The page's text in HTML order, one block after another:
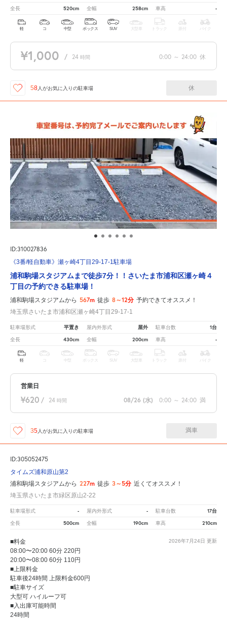
全長 520cm 全幅 258cm 車高 -
軽 コ 中型 ボックス SUV 大型車 トラック 原付 バイク
¥1,000 / 24 時間 0:00 ～ 24:00 休
58 人がお気に入りの駐車場 休
ID:310027836
《3番/軽自動車》瀬ヶ崎4丁目29-17-1駐車場
浦和駒場スタジアムまで徒歩7分！！さいたま市浦和区瀬ヶ崎４
丁目の予約できる駐車場！
浦和駒場スタジアムから 567m 徒歩 8～12分 予約できてオススメ！
埼玉県さいたま市浦和区瀬ヶ崎4丁目29-17-1
駐車場形式 平置き 屋内外形式 屋外 駐車台数 1台
全長 430cm 全幅 200cm 車高 -
軽 中型 ボックス SUV 大型車 トラック 原付 バイク
営業日
¥620 / 24 時間 08/26 (水) 0:00 ～ 24:00 満
35 人がお気に入りの駐車場 満車
ID:305052475
タイムズ浦和原山第2
浦和駒場スタジアムから 227m 徒歩 3～5分 近くてオススメ！
埼玉県さいたま市緑区原山2-22
駐車場形式 - 屋内外形式 - 駐車台数 17台
全長 500cm 全幅 190cm 車高 210cm
2026年7月24日 更新
■料金
08:00〜20:00 60分 220円
20:00〜08:00 60分 110円
■上限料金
駐車後24時間 上限料金600円
■駐車サイズ
大型可 ハイルーフ可
■入出庫可能時間
24時間